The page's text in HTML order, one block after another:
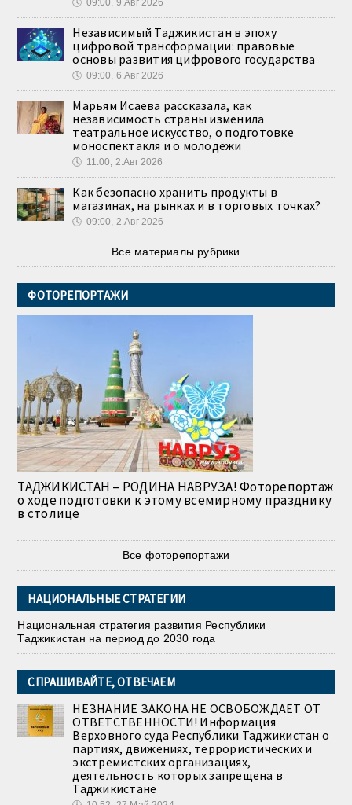
🕔 09:00, 9.Авг 2026
Независимый Таджикистан в эпоху
цифровой трансформации: правовые
основы развития цифрового государства
🕔 09:00, 6.Авг 2026
Марьям Исаева рассказала, как
независимость страны изменила
театральное искусство, о подготовке
моноспектакля и о молодёжи
🕔 11:00, 2.Авг 2026
Как безопасно хранить продукты в
магазинах, на рынках и в торговых точках?
🕔 09:00, 2.Авг 2026
Все материалы рубрики
ФОТОРЕПОРТАЖИ
ТАДЖИКИСТАН – РОДИНА НАВРУЗА! Фоторепортаж
о ходе подготовки к этому всемирному празднику
в столице
Все фоторепортажи
НАЦИОНАЛЬНЫЕ СТРАТЕГИИ
Национальная стратегия развития Республики
Таджикистан на период до 2030 года
СПРАШИВАЙТЕ, ОТВЕЧАЕМ
НЕЗНАНИЕ ЗАКОНА НЕ ОСВОБОЖДАЕТ ОТ
ОТВЕТСТВЕННОСТИ! Информация
Верховного суда Республики Таджикистан о
партиях, движениях, террористических и
экстремистских организациях,
деятельность которых запрещена в
Таджикистане